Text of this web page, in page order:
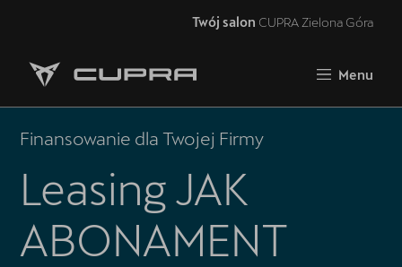
Twój salon CUPRA Zielona Góra
Menu
Strona główna
Oferta i aktualności
5 lat gwarancji
Finansowanie
Finansowanie dla Twojej Firmy
Leasing JAK
ABONAMENT